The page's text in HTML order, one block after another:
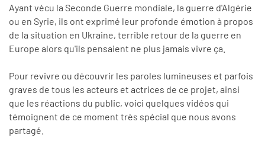
Ayant vécu la Seconde Guerre mondiale, la guerre d'Algérie
ou en Syrie, ils ont exprimé leur profonde émotion à propos
de la situation en Ukraine, terrible retour de la guerre en
Europe alors qu'ils pensaient ne plus jamais vivre ça.
Pour revivre ou découvrir les paroles lumineuses et parfois
graves de tous les acteurs et actrices de ce projet, ainsi
que les réactions du public, voici quelques vidéos qui
témoignent de ce moment très spécial que nous avons
partagé.